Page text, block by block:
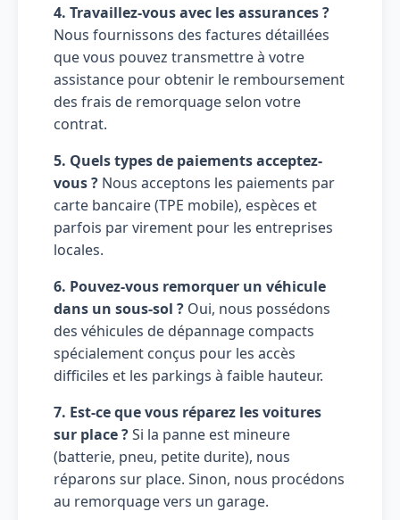
4. Travaillez-vous avec les assurances ?
Nous fournissons des factures détaillées
que vous pouvez transmettre à votre
assistance pour obtenir le remboursement
des frais de remorquage selon votre
contrat.
5. Quels types de paiements acceptez-
vous ? Nous acceptons les paiements par
carte bancaire (TPE mobile), espèces et
parfois par virement pour les entreprises
locales.
6. Pouvez-vous remorquer un véhicule
dans un sous-sol ? Oui, nous possédons
des véhicules de dépannage compacts
spécialement conçus pour les accès
difficiles et les parkings à faible hauteur.
7. Est-ce que vous réparez les voitures
sur place ?Si la panne est mineure
(batterie, pneu, petite durite), nous
réparons sur place. Sinon, nous procédons
au remorquage vers un garage.